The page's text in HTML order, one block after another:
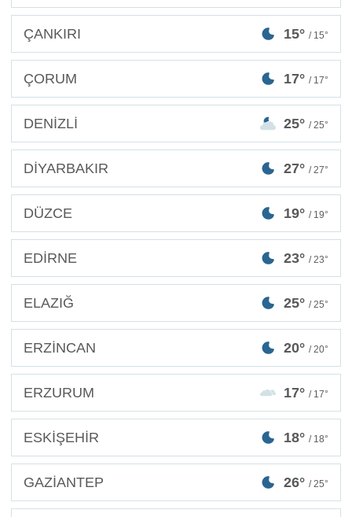
ÇANKIRI 15° / 15°
ÇORUM 17° / 17°
DENİZLİ 25° / 25°
DİYARBAKIR 27° / 27°
DÜZCE 19° / 19°
EDİRNE 23° / 23°
ELAZIĞ 25° / 25°
ERZİNCAN 20° / 20°
ERZURUM 17° / 17°
ESKİŞEHİR 18° / 18°
GAZİANTEP 26° / 25°